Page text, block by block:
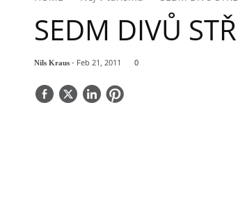
SEDM DIVŮ
Nils Kraus- Feb 21, 2011 0